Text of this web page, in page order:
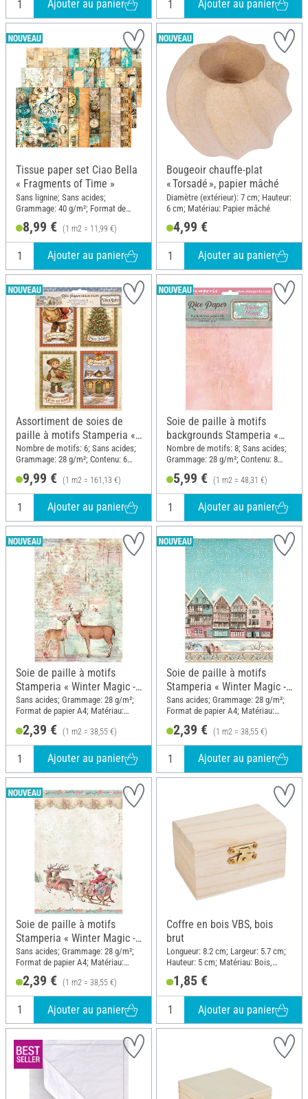
Ajouter au panier Ajouter au panier
Tissue paper set Ciao Bella
« Fragments of Time »
Sans lignine; Sans acides;
Grammage: 40 g/m²; Format de
8,99 € (1 m2 = 11,99 €)
Ajouter au panier
Bougeoir chauffe-plat
« Torsadé », papier mâché
Diamètre (extérieur): 7 cm; Hauteur:
6 cm; Matériau: Papier mâché
4,99 €
Ajouter au panier
Assortiment de soies de
paille à motifs Stamperia «
Silent Night », DIN A4, set
de 6 pièces
Nombre de motifs: 6; Sans acides;
Grammage: 28 g/m²; Contenu: 6
Matériau: Papier
9,99 € (1 m2 = 161,13 €)
Ajouter au panier
Soie de paille à motifs
backgrounds Stamperia «
Winter Magic », DIN A6, set
de 8 pièces
Nombre de motifs: 8; Sans acides;
Grammage: 28 g/m²; Contenu: 8
Matériau: Papier
5,99 € (1 m2 = 48,31 €)
Ajouter au panier
Soie de paille à motifs
Stamperia « Winter Magic -
Deer »
Sans acides; Grammage: 28 g/m²;
Format de papier A4; Matériau:
2,39 € (1 m2 = 38,55 €)
Ajouter au panier
Soie de paille à motifs
Stamperia « Winter Magic -
Village »
Sans acides; Grammage: 28 g/m²;
Format de papier A4; Matériau:
2,39 € (1 m2 = 38,55 €)
Ajouter au panier
Soie de paille à motifs
Stamperia « Winter Magic -
Santa Claus »
Sans acides; Grammage: 28 g/m²;
Format de papier A4; Matériau:
Papier
2,39 € (1 m2 = 38,55 €)
Ajouter au panier
Coffre en bois VBS, bois
brut
Longueur: 8.2 cm; Largeur: 5.7 cm;
Hauteur: 5 cm; Matériau: Bois,
Métal
1,85 €
Ajouter au panier